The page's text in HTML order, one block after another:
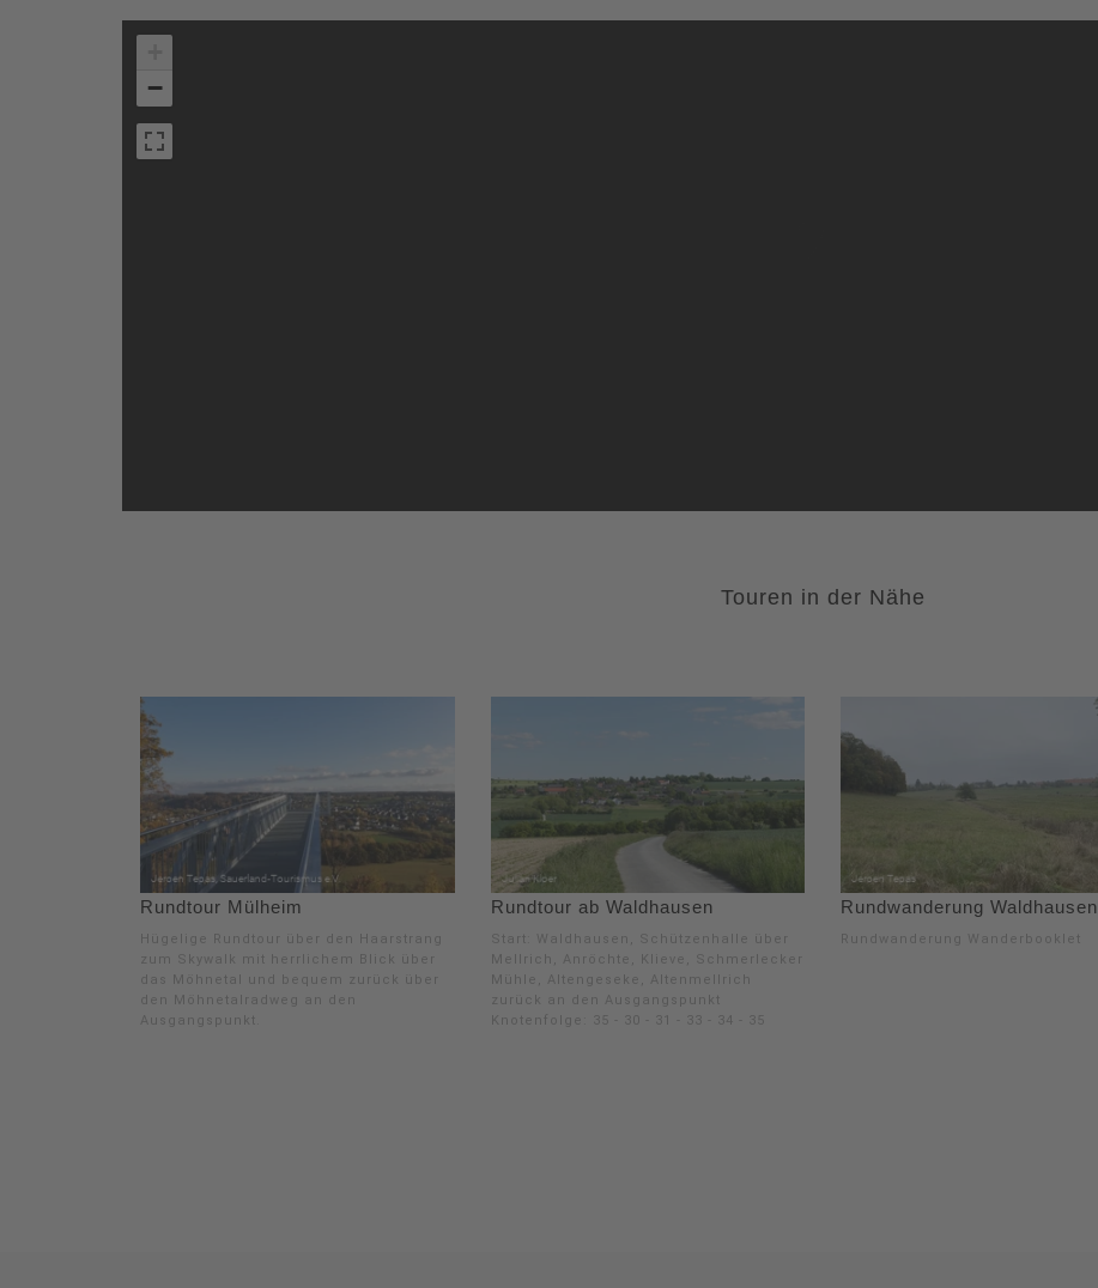
−
Touren in der Nähe
Rundtour Mülheim
Hügelige Rundtour über den Haarstrang
zum Skywalk mit herrlichem Blick über
das Möhnetal und bequem zurück über
den Möhnetalradweg an den
Ausgangspunkt.
Rundtour ab Waldhausen
Start: Waldhausen, Schützenhalle über
Mellrich, Anröchte, Klieve, Schmerlecker
Mühle, Altengeseke, Altenmellrich
zurück an den Ausgangspunkt
Knotenfolge: 35 - 30 - 31 - 33 - 34 - 35
Rundwanderung Waldhausen
Rundwanderung Wanderbooklet